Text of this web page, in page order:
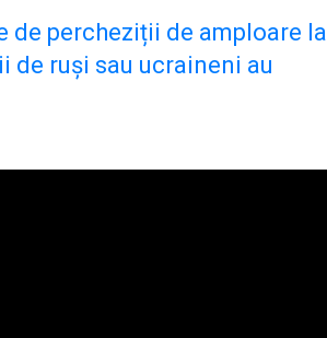
percheziții de amploare la
de ruși sau ucraineni au